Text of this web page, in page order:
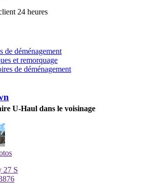
24 heures
de déménagement
et remorquage
de déménagement
U-Haul dans le voisinage
27 S